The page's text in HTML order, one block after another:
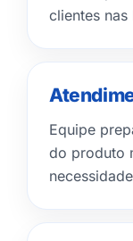
clientes
Equipe
do produto